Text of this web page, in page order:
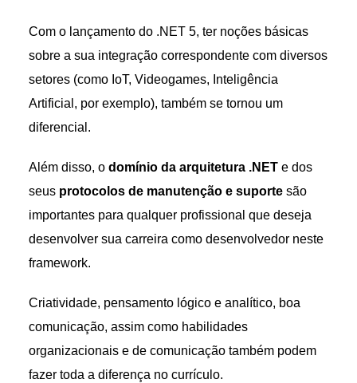
Com o lançamento do .NET 5, ter noções básicas
sobre a sua integração correspondente com diversos
setores (como IoT, Videogames, Inteligência
Artificial, por exemplo), também se tornou um
diferencial.
Além disso, odomínio da arquitetura .NETe dos
seus protocolos de manutenção e suportesão
importantes para qualquer profissional que deseja
desenvolver sua carreira como desenvolvedor neste
framework.
Criatividade, pensamento lógico e analítico, boa
comunicação, assim como habilidades
organizacionais e de comunicação também podem
fazer toda a diferença no currículo.